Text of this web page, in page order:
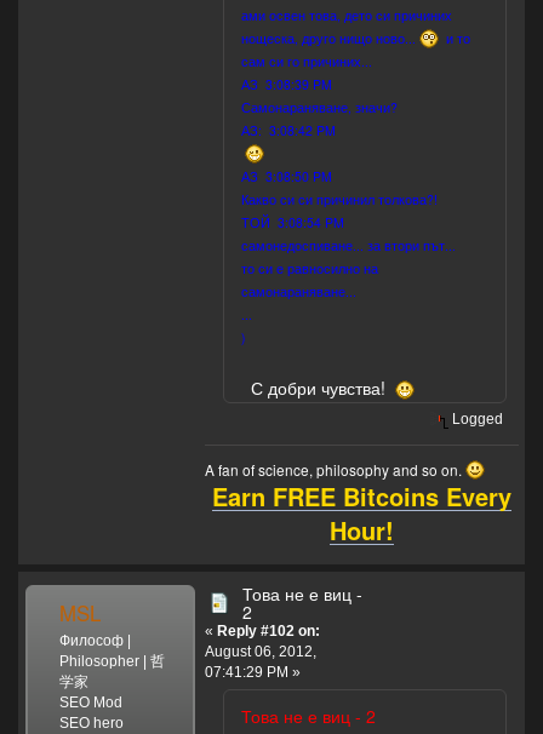
ами освен това, дето си причиних
нощеска, друго нищо ново...
и то
сам си го причиних...
АЗ 3:08:39 PM
Самонараняване, значи?
АЗ: 3:08:42 PM
АЗ 3:08:50 PM
Какво си си причинил толкова?!
ТОЙ 3:08:54 PM
самонедоспиване... за втори път...
то си е равносилно на
самонараняване...
...
)
С добри чувства!
Logged
A fan of science, philosophy and so on.
Earn FREE Bitcoins Every
Hour!
MSL
Философ |
Philosopher | 哲
学家
SEO Mod
SEO hero
Това не е виц -
2
« Reply #102 on:
August 06, 2012,
07:41:29 PM »
Това не е виц - 2